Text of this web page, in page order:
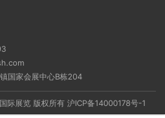
国家会展中心B栋204
际展览 版权所有 沪ICP备14000178号-1